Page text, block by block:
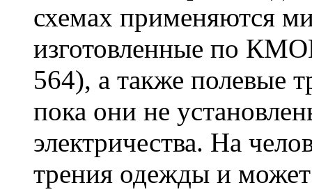
схемах применяются
изготовленные по
564), а также полевые
пока они не
электричества. На
трения одежды и